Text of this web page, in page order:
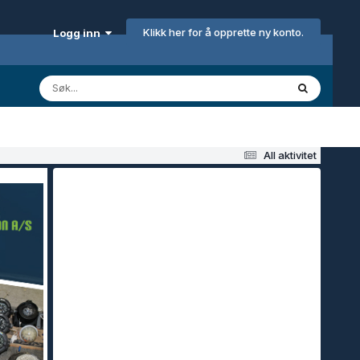
Logg inn Klikk her for å opprette ny konto.
All aktivitet